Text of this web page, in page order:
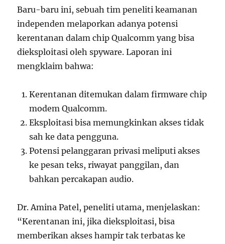
Baru-baru ini, sebuah tim peneliti keamanan
independen melaporkan adanya potensi
kerentanan dalam chip Qualcomm yang bisa
dieksploitasi oleh spyware. Laporan ini
mengklaim bahwa:
Kerentanan ditemukan dalam firmware chip
modem Qualcomm.
Eksploitasi bisa memungkinkan akses tidak
sah ke data pengguna.
Potensi pelanggaran privasi meliputi akses
ke pesan teks, riwayat panggilan, dan
bahkan percakapan audio.
Dr. Amina Patel, peneliti utama, menjelaskan:
“Kerentanan ini, jika dieksploitasi, bisa
memberikan akses hampir tak terbatas ke